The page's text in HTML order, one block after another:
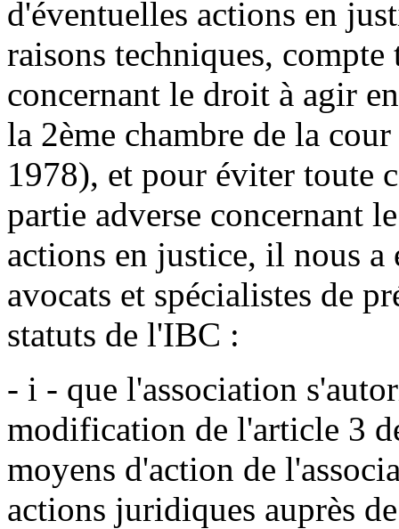
d'éventuelles actions en
raisons techniques,
concernant le droit à agir
la 2ème chambre de la
1978), et pour éviter toute
partie adverse concernant
actions en justice, il nous
avocats et spécialistes de
statuts de l'IBC :
- i - que l'association
modification de l'article 3
moyens d'action de
actions juridiques auprès